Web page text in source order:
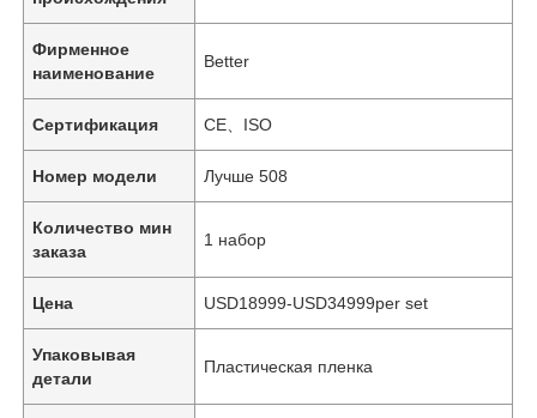
Фирменное
наименование
Better
Сертификация CE、ISO
Номер модели Лучше 508
Количество мин
заказа
1 набор
Цена USD18999-USD34999per set
Упаковывая
детали
Пластическая пленка